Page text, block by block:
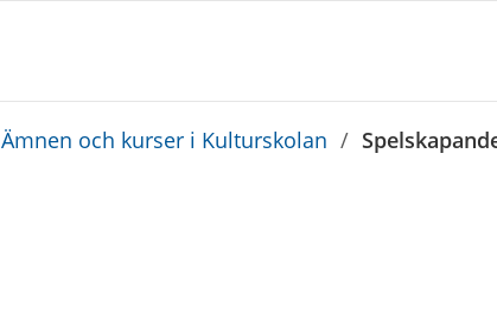
Ämnen och kurser i Kulturskolan /